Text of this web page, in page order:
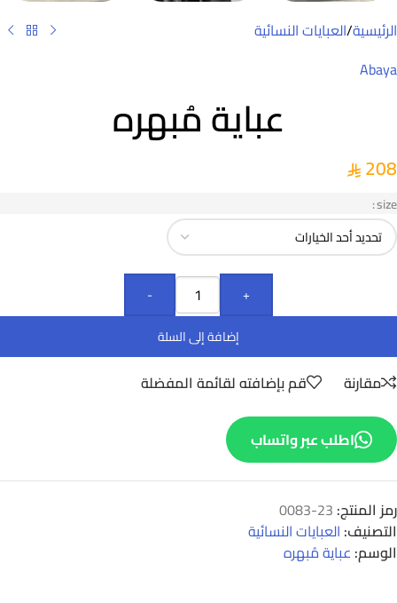
الرئيسية/العبايات النسائية
Abaya
عباية مُبهره
208
size
-
+
إضافة إلى السلة
مقارنة قم بإضافته لقائمة المفضلة
اطلب عبر واتساب
رمز المنتج: 23-0083
التصنيف: العبايات النسائية
الوسم: عباية مُبهره